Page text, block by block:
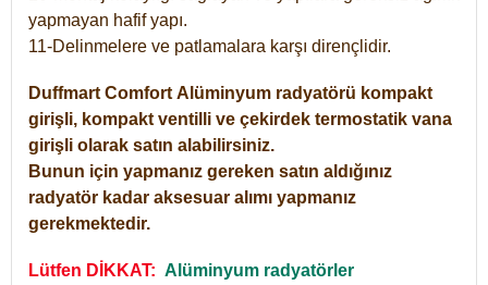
yapmayan hafif yapı.
11-Delinmelere ve patlamalara karşı dirençlidir.
Duffmart Comfort Alüminyum radyatörü kompakt
girişli, kompakt ventilli ve çekirdek termostatik vana
girişli olarak satın alabilirsiniz.
Bunun için yapmanız gereken satın aldığınız
radyatör kadar aksesuar alımı yapmanız
gerekmektedir.
Lütfen DİKKAT: Alüminyum radyatörler